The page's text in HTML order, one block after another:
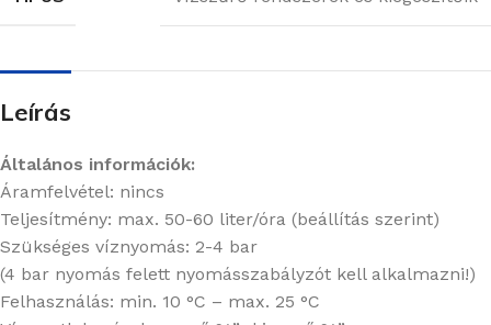
Leírás
Általános információk:
Áramfelvétel: nincs
Teljesítmény: max. 50-60 liter/óra (beállítás szerint)
Szükséges víznyomás: 2-4 bar
(4 bar nyomás felett nyomásszabályzót kell alkalmazni!)
Felhasználás: min. 10 °C – max. 25 °C